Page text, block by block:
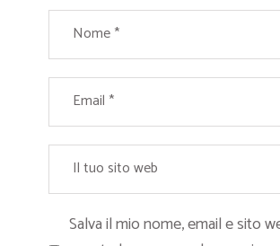
Salva il mio nome, email e sito